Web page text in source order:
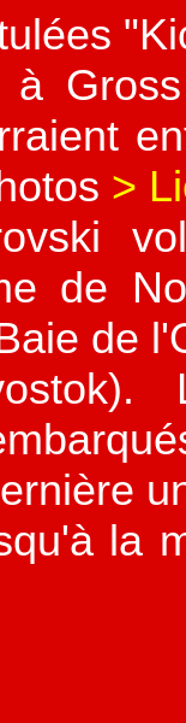
>
de
de
Le
la